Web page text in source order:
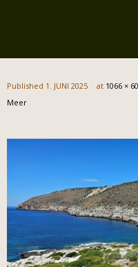
Kontakt
Impressum
Datenschutz
Published 1. JUNI 2025 at 1066 ×
Meer